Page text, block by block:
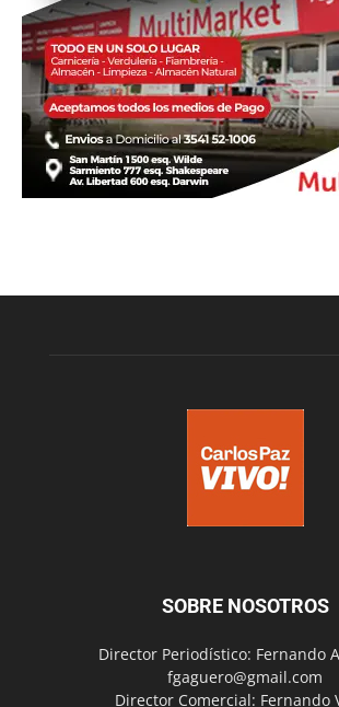
SOBRE NOSOTROS
Director Periodístico: Fernando
fgaguero@gmail.com
Director Comercial: Fernando